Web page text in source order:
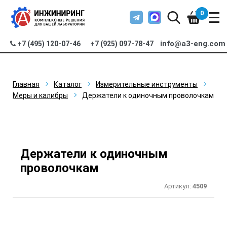
+7 (495) 120-07-46 +7 (925) 097-78-47 info@a3-eng.com
0
Главная Каталог
Измерительные инструменты
Меры и калибры
Держатели к одиночным проволочкам
Держатели к одиночным
проволочкам
Артикул: 4509